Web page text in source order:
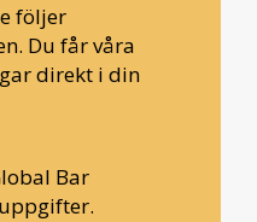
följer
Du får våra
direkt i din
Bar